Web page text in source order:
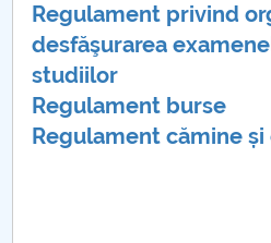
Admitere
Români de pretutindeni -
Senat
Regulament privind
desfăşurarea
studiilor
Regulament burse
Regulament cămine și